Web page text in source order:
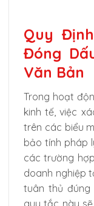
Quy
Đóng
Văn Bản
Trong hoạt
kinh tế, việc
trên các biểu
bảo tính pháp
các trường
doanh nghiệp
tuân thủ đúng
quy tắc này